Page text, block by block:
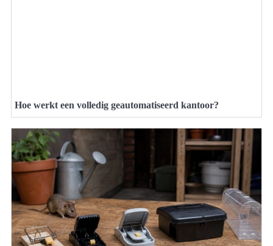
Hoe werkt een volledig geautomatiseerd kantoor?